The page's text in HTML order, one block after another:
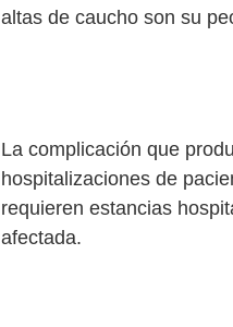
altas de caucho son su
La complicación que
hospitalizaciones de
requieren estancias
afectada.